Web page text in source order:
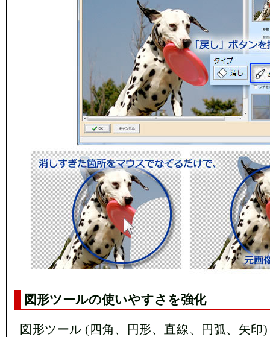
図形ツールの使いやすさを強化
図形ツール (四角、円形、直線、円弧、矢印